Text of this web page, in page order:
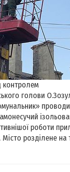
контролем
голови
роботи
розділене на